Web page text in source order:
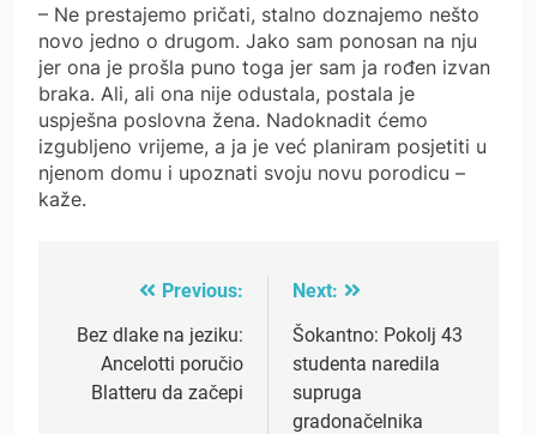
– Ne prestajemo pričati, stalno doznajemo nešto
novo jedno o drugom. Jako sam ponosan na nju
jer ona je prošla puno toga jer sam ja rođen izvan
braka. Ali, ali ona nije odustala, postala je
uspješna poslovna žena. Nadoknadit ćemo
izgubljeno vrijeme, a ja je već planiram posjetiti u
njenom domu i upoznati svoju novu porodicu –
kaže.
navigation
Previous:
Bez dlake na jeziku:
Ancelotti poručio
Blatteru da začepi
Next:
Šokantno: Pokolj 43
studenta naredila
supruga
gradonačelnika